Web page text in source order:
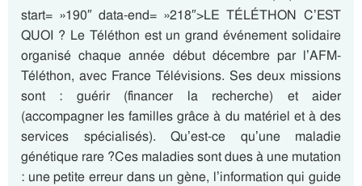
start= »190″ data-end= »218″>LE TÉLÉTHON C’EST
QUOI ? Le Téléthon est un grand événement solidaire
organisé chaque année début décembre par l’AFM-
Téléthon, avec France Télévisions. Ses deux missions
sont : guérir (financer la recherche) et aider
(accompagner les familles grâce à du matériel et à des
services spécialisés). Qu’est-ce qu’une maladie
génétique rare ?Ces maladies sont dues à une mutation
: une petite erreur dans un gène, l’information qui guide